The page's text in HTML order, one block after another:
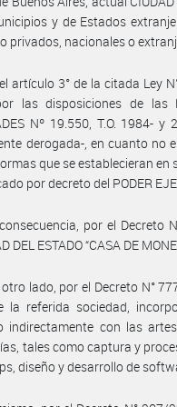
y de Estados
privados, nacionales o
artículo 3° de la citada Ley
las disposiciones de las
Nº 19.550, T.O. 1984-
derogada-, en cuanto no
que se establecieran
por decreto del PODER
por el
DEL ESTADO “CASA DE
otro lado, por el Decreto N°
la referida sociedad,
indirectamente con las
tales como captura y
diseño y desarrollo de